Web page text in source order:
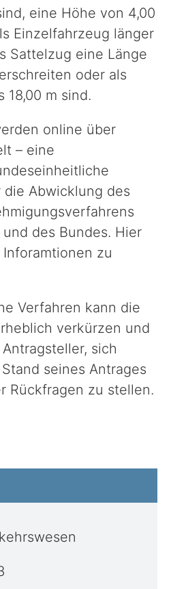
eine Höhe von 4,00
Einzelfahrzeug länger
Sattelzug eine Länge
oder als
18,00 m sind.
online über
– eine
Abwicklung des
des Bundes. Hier
zu
Verfahren kann die
verkürzen und
sich
seines Antrages
Rückfragen zu stellen.